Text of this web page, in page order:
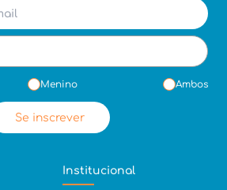
Menino Ambos
Se inscrever
Institucional